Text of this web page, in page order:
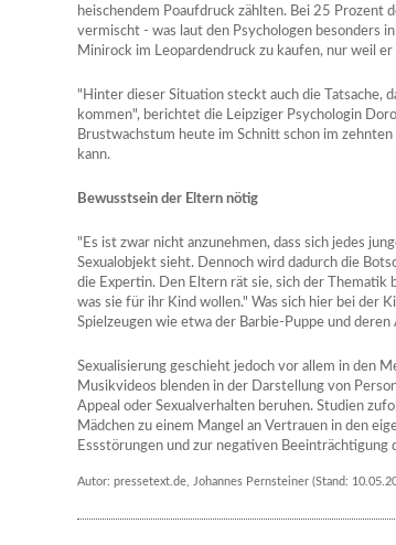
heischendem Poaufdruck zählten. Bei 25 Prozent
vermischt - was laut den Psychologen besonders
Minirock im Leopardendruck zu kaufen, nur weil
"Hinter dieser Situation steckt auch die Tatsache,
kommen", berichtet die Leipziger Psychologin
Brustwachstum heute im Schnitt schon im
kann.
Bewusstsein der Eltern nötig
"Es ist zwar nicht anzunehmen, dass sich jedes
Sexualobjekt sieht. Dennoch wird dadurch die
die Expertin. Den Eltern rät sie, sich der Thematik
was sie für ihr Kind wollen." Was sich hier bei der
Spielzeugen wie etwa der Barbie-Puppe und
Sexualisierung geschieht jedoch vor allem in den
Musikvideos blenden in der Darstellung von
Appeal oder Sexualverhalten beruhen. Studien
Mädchen zu einem Mangel an Vertrauen in den
Essstörungen und zur negativen Beeinträchtigung
Autor: pressetext.de, Johannes Pernsteiner (Stand: